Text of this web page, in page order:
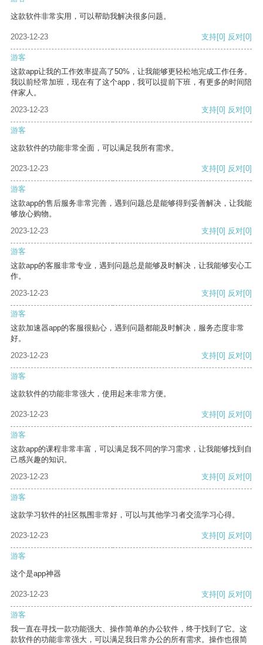
这款软件非常实用，可以帮助我解决很多问题。
2023-12-23 支持[0] 反对[0]
游客
这款app让我的工作效率提高了50%，让我能够更轻松地完成工作任务。
我以前经常加班，现在有了这个app，我可以提前下班，有更多的时间陪
伴家人。
2023-12-23
支持[0] 反对[0]
游客
这款软件的功能非常全面，可以满足我所有需求。
2023-12-23 支持[0] 反对[0]
游客
这款app的售后服务非常完善，遇到问题总是能够得到妥善解决，让我能
够放心购物。
2023-12-23
支持[0] 反对[0]
游客
这款app的客服非常专业，遇到问题总是能够及时解决，让我能够安心工
作。
2023-12-23
支持[0] 反对[0]
游客
这款加速器app的客服很贴心，遇到问题都能及时解决，服务态度非常
好。
2023-12-23
支持[0] 反对[0]
游客
这款软件的功能非常强大，使用起来非常方便。
2023-12-23 支持[0] 反对[0]
游客
这款app的课程非常丰富，可以满足我不同的学习需求，让我能够找到自
己感兴趣的知识。
2023-12-23
支持[0] 反对[0]
游客
这款学习软件的社区氛围非常好，可以与其他学习者交流学习心得。
2023-12-23 支持[0] 反对[0]
游客
这个是app神器
2023-12-23 支持[0] 反对[0]
游客
我一直在寻找一款功能强大、操作简单的办公软件，终于找到了它。这
款软件的功能非常强大，可以满足我日常办公的所有需求。操作也很简